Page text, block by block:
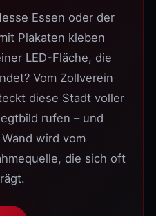
Essen oder der
Plakaten kleben
LED-Fläche, die
Vom Zollverein
diese Stadt voller
rufen – und
wird vom
die sich oft